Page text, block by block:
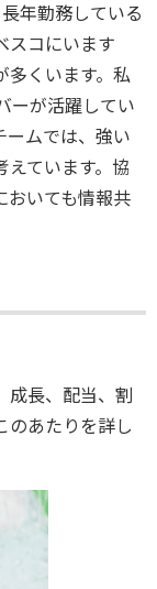
年勤務している
スコにいます
多くいます。私
ーが活躍してい
ームでは、強い
えています。協
おいても情報共
成長、配当、割
のあたりを詳し